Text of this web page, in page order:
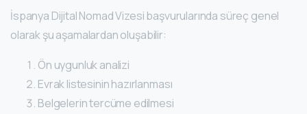
İspanya Dijital Nomad Vizesi başvurularında süreç genel
olarak şu aşamalardan oluşabilir:
Ön uygunluk analizi
Evrak listesinin hazırlanması
Belgelerin tercüme edilmesi